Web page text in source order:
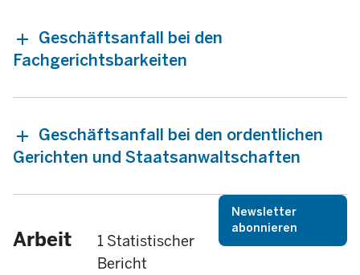
Geschäftsanfall bei den
Fachgerichtsbarkeiten
Geschäftsanfall bei den ordentlichen
Gerichten und Staatsanwaltschaften
Arbeit
1 Statistischer
Bericht
Newsletter
abonnieren